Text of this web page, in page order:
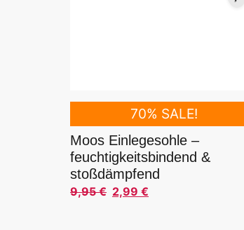
70% SALE!
Moos Einlegesohle –
feuchtigkeitsbindend &
stoßdämpfend
9,95€
Ursprünglicher Preis war: 9,95 €
2,99 €
Aktueller Preis ist: 2,99 €.